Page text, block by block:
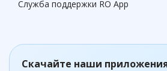
Служба поддержки RO App
Скачайте наши